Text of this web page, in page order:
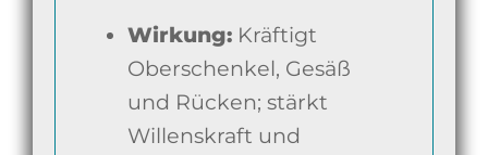
Wirkung:Kräftigt
Oberschenkel, Gesäß
und Rücken; stärkt
Willenskraft und